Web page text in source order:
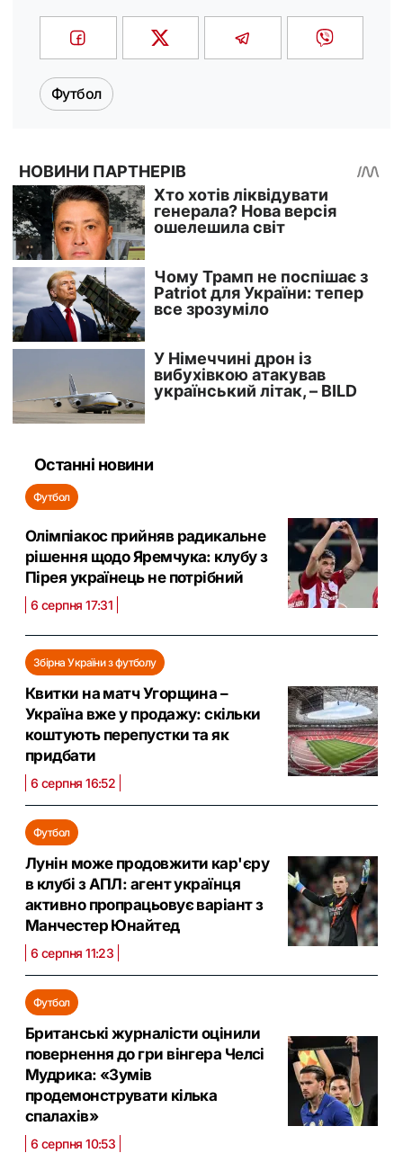
Футбол
Останні новини
Футбол
Олімпіакос прийняв радикальне
рішення щодо Яремчука: клубу з
Пірея українець не потрібний
6 серпня 17:31
Збірна України з футболу
Квитки на матч Угорщина –
Україна вже у продажу: скільки
коштують перепустки та як
придбати
6 серпня 16:52
Футбол
Лунін може продовжити кар'єру
в клубі з АПЛ: агент українця
активно пропрацьовує варіант з
Манчестер Юнайтед
6 серпня 11:23
Футбол
Британські журналісти оцінили
повернення до гри вінгера Челсі
Мудрика: «Зумів
продемонструвати кілька
спалахів»
6 серпня 10:53